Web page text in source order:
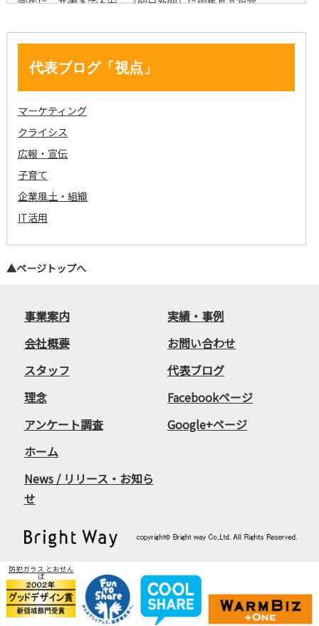
代表ブログ「視点」
マーケティング
クライシス
広報・宣伝
子育て
企業風土・組織
IT活用
▲ページトップへ
事業案内
実績・事例
会社概要
スタッフ
理念
アンケート調査
ホーム
News / リリース・お知ら
せ
お問い合わせ
代表ブログ
Facebookページ
Google+ページ
防犯ガラス とおせん
ぼ